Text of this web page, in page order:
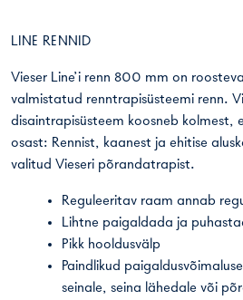
LINE RENNID
Vieser Line’i renn 800 mm on
valmistatud renntrapisüsteemi renn.
disaintrapisüsteem koosneb kolmest,
osast: Rennist, kaanest ja ehitise
valitud Vieseri põrandatrapist.
Reguleeritav raam annab
Lihtne paigaldada ja
Pikk hooldusvälp
Paindlikud
seinale, seina lähedale või